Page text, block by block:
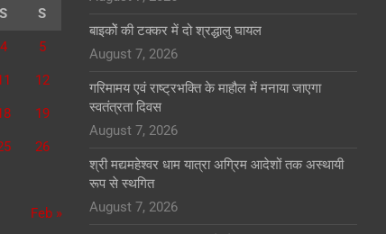
S S
4 5
12
19
26
Feb »
बाइकोें की टक्कर में दो श्रद्धालु घायल
August 7, 2026
गरिमामय एवं राष्ट्रभक्ति के माहौल में मनाया जाएगा
स्वतंत्रता दिवस
August 7, 2026
श्री मद्यमहेश्वर धाम यात्रा अग्रिम आदेशों तक अस्थायी
रूप से स्थगित
August 7, 2026